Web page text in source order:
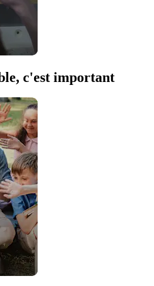
c'est important